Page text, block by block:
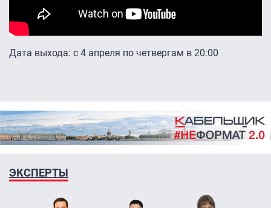
Дата выхода: с 4 апреля по четвергам в 20:00
ЭКСПЕРТЫ